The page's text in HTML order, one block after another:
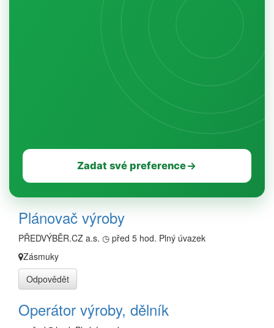
Zadat své preference
Plánovač výroby
PŘEDVÝBĚR.CZ a.s. ◷ před 5 hod. Plný úvazek
Zásmuky
Odpovědět
Operátor výroby, dělník